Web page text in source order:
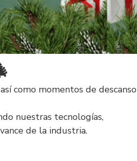
como momentos de descanso
nuestras tecnologías,
de la industria.